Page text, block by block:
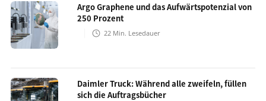
Argo Graphene und das Aufwärtspotenzial von
250 Prozent
22 Min. Lesedauer
Daimler Truck: Während alle zweifeln, füllen
sich die Auftragsbücher